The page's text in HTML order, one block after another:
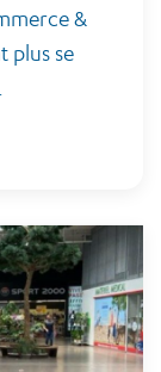
&
plus se